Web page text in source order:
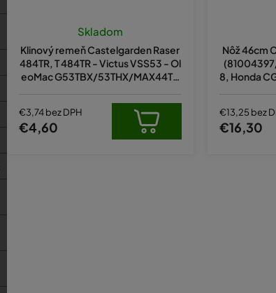
Klinový remeň Castelgarden Raser
484TR, T 484TR - Victus VSS53 - Ol
eoMac G53TBX/53THX/MAX44TB
00/3047025R/66030037)
Skladom
€3,74 bez DPH
€4,60
Nôž 46cm
8, Honda
€13,25 bez
€16,30